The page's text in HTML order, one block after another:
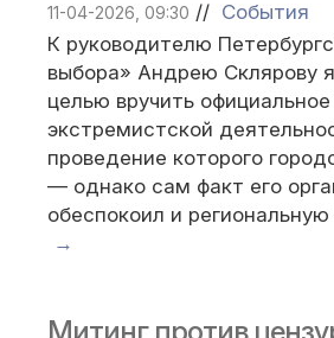
11-04-2026, 09:30 // События
К руководителю
выбора» Андрею Склярову
целью вручить
экстремистской
проведение которого
— однако сам факт его
обеспокоил и
→